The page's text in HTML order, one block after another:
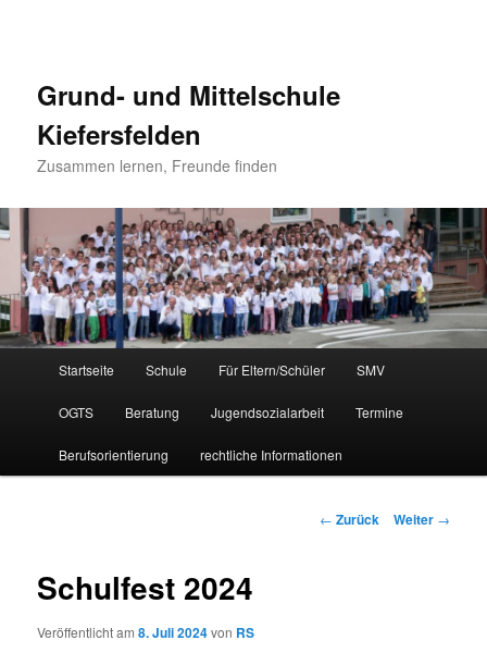
Grund- und Mittelschule
Kiefersfelden
Zusammen lernen, Freunde finden
Zum
Inhalt
wechseln
Startseite Schule Für Eltern/Schüler SMV
OGTS Beratung Jugendsozialarbeit Termine
Berufsorientierung rechtliche Informationen
Beitrags-
← Zurück Weiter →
Schulfest 2024
Veröffentlicht am8. Juli 2024von RS